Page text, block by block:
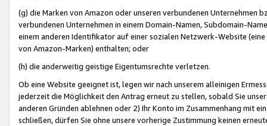
(g) die Marken von Amazon oder unseren verbundenen Unternehmen
verbundenen Unternehmen in einem Domain-Namen, Subdomain-
einem anderen Identifikator auf einer sozialen Netzwerk-Website
von Amazon-Marken) enthalten; oder
(h) die anderweitig geistige Eigentumsrechte verletzen.
Ob eine Website geeignet ist, legen wir nach unserem alleinigen
jederzeit die Möglichkeit den Antrag erneut zu stellen, sobald Sie
anderen Gründen ablehnen oder 2) Ihr Konto im Zusammenhang mit
schließen, dürfen Sie ohne unsere vorherige Zustimmung keinen